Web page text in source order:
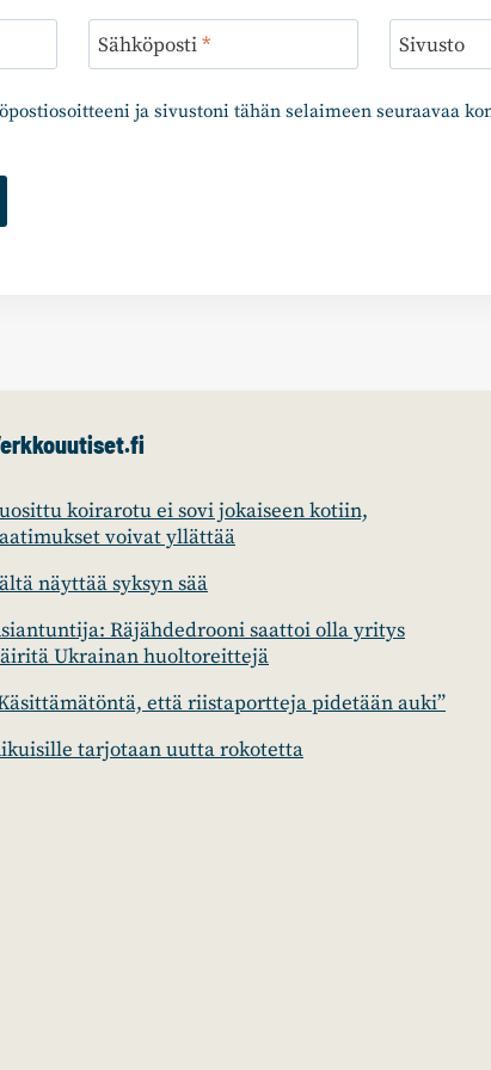
Sähköposti* Sivusto
ja sivustoni tähän selaimeen seuraavaa
koirarotu ei sovi jokaiseen kotiin,
voivat yllättää
näyttää syksyn sää
Räjähdedrooni saattoi olla yritys
Ukrainan huoltoreittejä
että riistaportteja pidetään auki”
tarjotaan uutta rokotetta